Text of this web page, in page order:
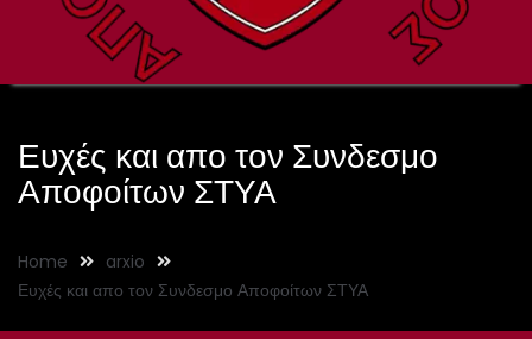
Ευχές και απο τον Συνδεσμο
Αποφοίτων ΣΤΥΑ
Home
arxio
Ευχές και απο τον Συνδεσμο Αποφοίτων ΣΤΥΑ